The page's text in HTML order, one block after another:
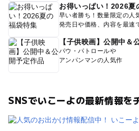
お得いっぱい！2026夏
早い者勝ち！数量限定の人
発売日や価格、内容を最速
【子供映画】公開中＆
パウ・パトロールや
アンパンマンの人気作
SNSでいこーよの最新情報を